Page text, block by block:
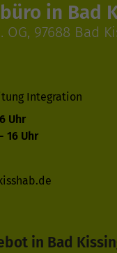
in Bad
OG, 97688 Bad
Integration
Uhr
16 Uhr
in Bad